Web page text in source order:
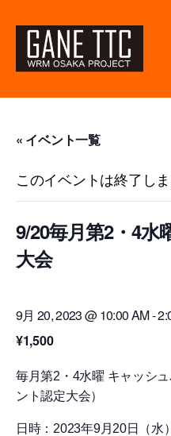
« イベント一覧
このイベントは終了しま
9/20毎月第2・4水
大会
9月 20, 2023 @ 10:00 AM-
¥1,500
毎月第2・4水曜 キャッシ
ント認定大会）
日時：2023年9月20日（